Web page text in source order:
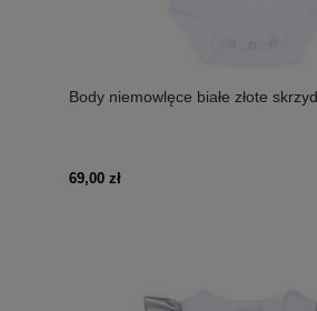
Body niemowlęce białe złote
69,00 zł